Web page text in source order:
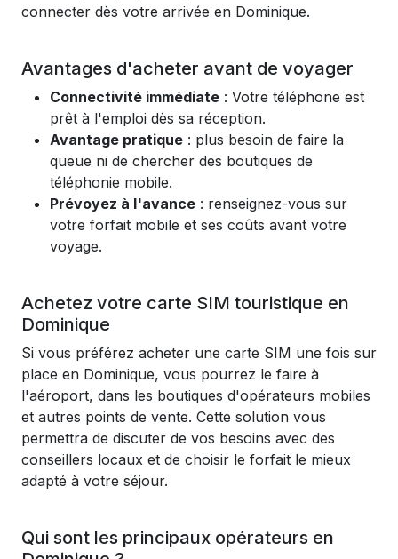
connecter dès votre arrivée en Dominique.
Avantages d'acheter avant de voyager
Connectivité immédiate : Votre téléphone est
prêt à l'emploi dès sa réception.
Avantage pratique : plus besoin de faire la
queue ni de chercher des boutiques de
téléphonie mobile.
Prévoyez à l'avance : renseignez-vous sur
votre forfait mobile et ses coûts avant votre
voyage.
Achetez votre carte SIM touristique en
Dominique
Si vous préférez acheter une carte SIM une fois sur
place en Dominique, vous pourrez le faire à
l'aéroport, dans les boutiques d'opérateurs mobiles
et autres points de vente. Cette solution vous
permettra de discuter de vos besoins avec des
conseillers locaux et de choisir le forfait le mieux
adapté à votre séjour.
Qui sont les principaux opérateurs en